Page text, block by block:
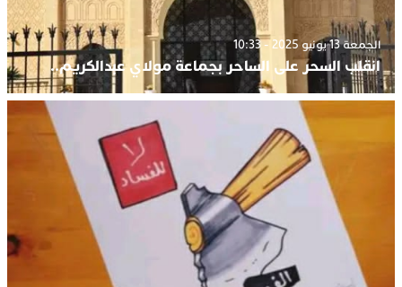
الجمعة 13 يونيو 2025 - 10:33
انقلب السحر على الساحر بجماعة مولاي عبدالكريم..